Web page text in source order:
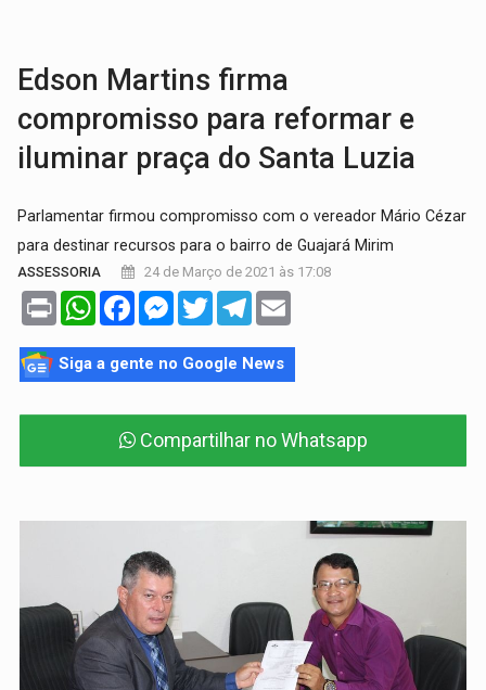
Edson Martins firma
compromisso para reformar e
iluminar praça do Santa Luzia
Parlamentar firmou compromisso com o vereador Mário Cézar
para destinar recursos para o bairro de Guajará Mirim
ASSESSORIA 24 de Março de 2021 às 17:08
Print WhatsAppFacebookMessenger
TwitterTelegram
Siga a gente no Google News
Compartilhar no Whatsapp